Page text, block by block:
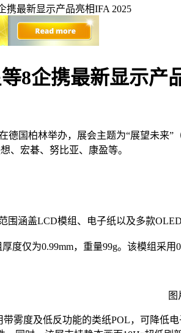
携最新显示产品亮相IFA 2025
8企携最新显示产
德国柏林举办，展会主题为“展望未来
、宏碁、努比亚、康盈等。
围涵盖LCD模组、电子纸以及多款OLED
度仅为0.99mm，重量99g。该模组采
雾度及低反功能的类纸POL，可降低